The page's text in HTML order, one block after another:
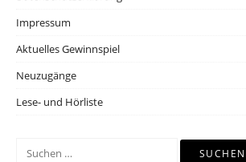
Impressum
Aktuelles Gewinnspiel
Neuzugänge
Lese- und Hörliste
Suchen